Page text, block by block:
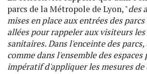
parcs de la Métropole de Lyon, "des
mises en place aux entrées des
allées pour rappeler aux visiteurs les
sanitaires. Dans l'enceinte des
comme dans l'ensemble des
impératif d'appliquer les mesures